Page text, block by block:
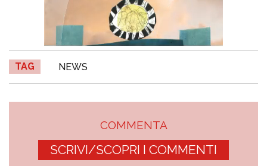
TAG NEWS
COMMENTA
SCRIVI/SCOPRI I COMMENTI